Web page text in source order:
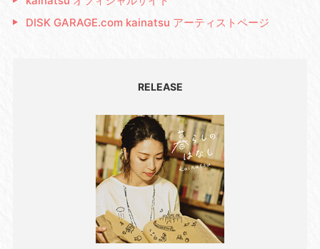
DISK GARAGE.com kainatsu アーティストページ
RELEASE